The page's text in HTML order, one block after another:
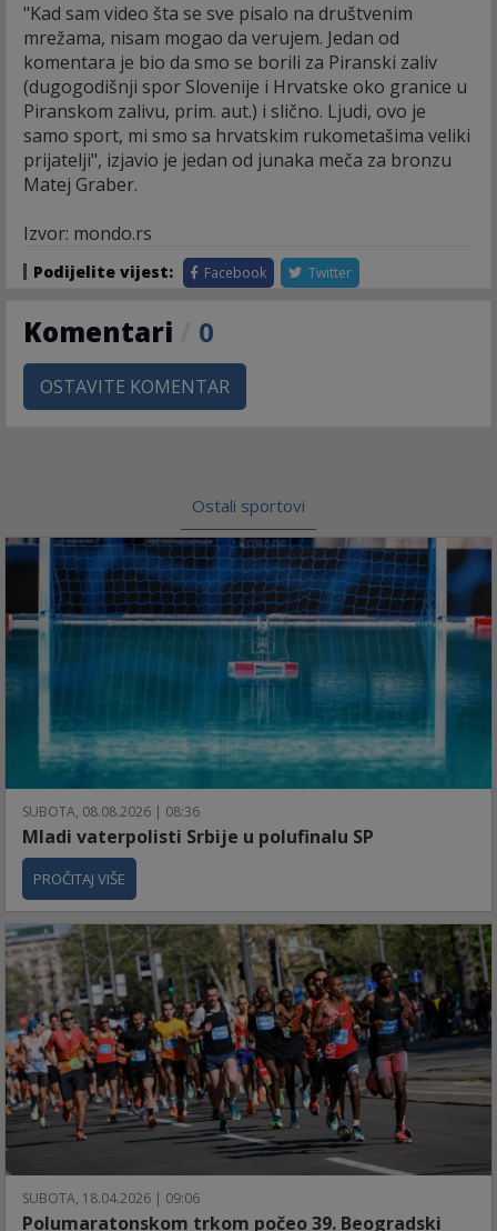
"Kad sam video šta se sve pisalo na društvenim
mrežama, nisam mogao da verujem. Jedan od
komentara je bio da smo se borili za Piranski zaliv
(dugogodišnji spor Slovenije i Hrvatske oko granice u
Piranskom zalivu, prim. aut.) i slično. Ljudi, ovo je
samo sport, mi smo sa hrvatskim rukometašima veliki
prijatelji", izjavio je jedan od junaka meča za bronzu
Matej Graber.
Izvor: mondo.rs
Podijelite vijest: Facebook Twitter
Komentari 0
OSTAVITE KOMENTAR
Ostali sportovi
SUBOTA, 08.08.2026 | 08:36
Mladi vaterpolisti Srbije u polufinalu SP
PROČITAJ VIŠE
SUBOTA, 18.04.2026 | 09:06
Polumaratonskom trkom počeo 39. Beogradski